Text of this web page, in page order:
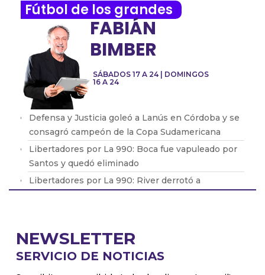
Fútbol de los grandes
SÁBADOS 17 A 24 | DOMINGOS
16 A 24
FABIÁN
BIMBER
Defensa y Justicia goleó a Lanús en Córdoba y se
consagró campeón de la Copa Sudamericana
Libertadores por La 990: Boca fue vapuleado por
Santos y quedó eliminado
Libertadores por La 990: River derrotó a
Libertadores por La 990: Boca fue una máquina y
eliminó a Racing para llegar a semifinales
NEWSLETTER
SERVICIO DE NOTICIAS